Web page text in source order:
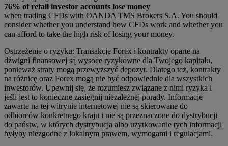
76% of retail investor accounts lose money
when trading CFDs with OANDA TMS Brokers S.A. You should
consider whether you understand how CFDs work and whether you
can afford to take the high risk of losing your money.
Ostrzeżenie o ryzyku: Transakcje Forex i kontrakty oparte na
dźwigni finansowej są wysoce ryzykowne dla Twojego kapitału,
ponieważ straty mogą przewyższyć depozyt. Dlatego też, kontrakty
na różnicę oraz Forex mogą nie być odpowiednie dla wszystkich
inwestorów. Upewnij się, że rozumiesz związane z nimi ryzyka i
jeśli jest to konieczne zasięgnij niezależnej porady. Informacje
zawarte na tej witrynie internetowej nie są skierowane do
odbiorców konkretnego kraju i nie są przeznaczone do dystrybucji
do państw, w których dystrybucja albo użytkowanie tych informacji
byłyby niezgodne z lokalnym prawem, wymogami i regulacjami.